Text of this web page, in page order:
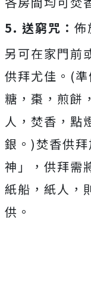
5. 送窮咒： 佈
另可在家門前
供拜尤佳。(
糖，棗，煎餅
人，焚香，點
銀。)焚香供
神」，供拜需
紙船，紙人，
供。